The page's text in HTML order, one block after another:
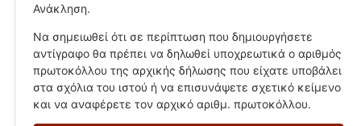
Ανάκληση.
Να σημειωθεί ότι σε περίπτωση που δημιουργήσετε
αντίγραφο θα πρέπει να δηλωθεί υποχρεωτικά ο αριθμός
πρωτοκόλλου της αρχικής δήλωσης που είχατε υποβάλει
στα σχόλια του ιστού ή να επισυνάψετε σχετικό κείμενο
και να αναφέρετε τον αρχικό αριθμ. πρωτοκόλλου.